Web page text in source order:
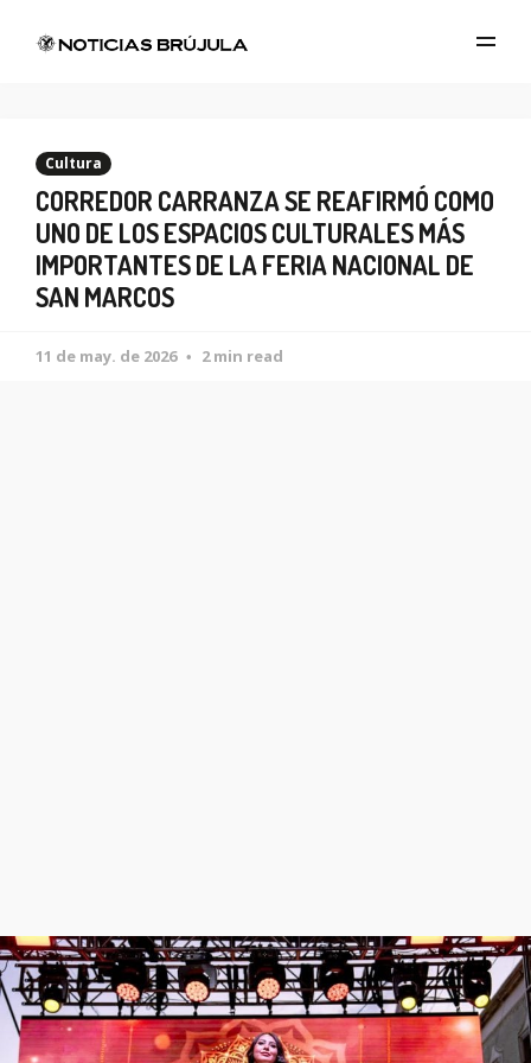
Cultura
CORREDOR CARRANZA SE REAFIRMÓ COMO
UNO DE LOS ESPACIOS CULTURALES MÁS
IMPORTANTES DE LA FERIA NACIONAL DE
SAN MARCOS
11 de may. de 2026 2 min read